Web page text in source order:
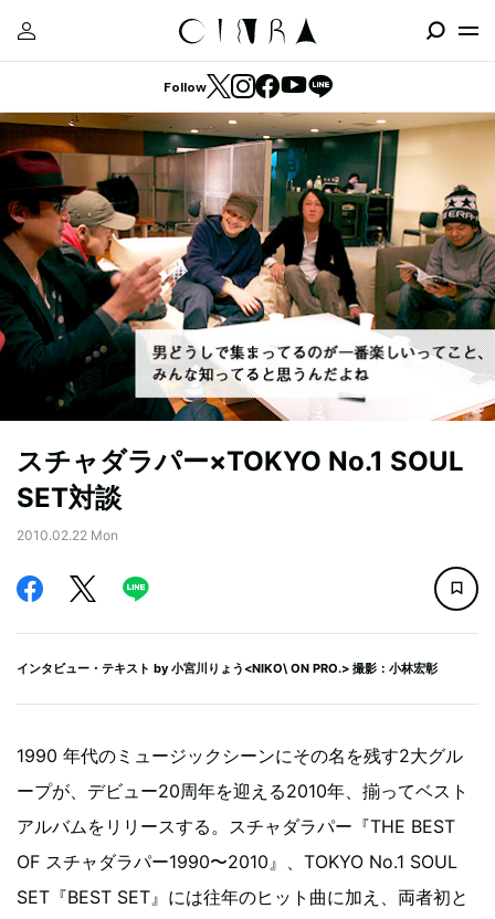
Follow
スチャダラパー×TOKYO No.1 SOUL
SET対談
2010.02.22 Mon
インタビュー・テキスト by 小宮川りょう<NIKO\ ON PRO.> 撮影：小林宏彰
1990 年代のミュージックシーンにその名を残す2大グル
ープが、デビュー20周年を迎える2010年、揃ってベスト
アルバムをリリースする。スチャダラパー『THE BEST
OF スチャダラパー1990〜2010』、TOKYO No.1 SOUL
SET『BEST SET』には往年のヒット曲に加え、両者初と